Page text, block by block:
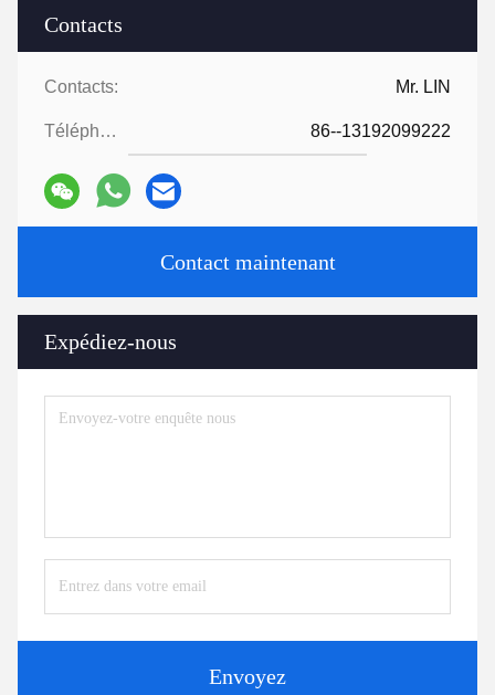
Contacts
Contacts: Mr. LIN
Téléphone: 86--13192099222
Contact maintenant
Expédiez-nous
Envoyez